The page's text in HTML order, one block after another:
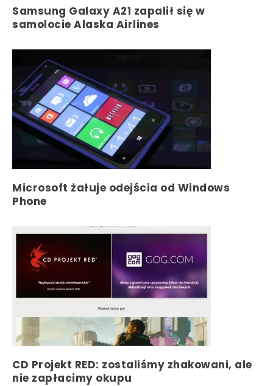
Samsung Galaxy A21 zapalił się w
samolocie Alaska Airlines
Microsoft żałuje odejścia od Windows
Phone
CD Projekt RED: zostaliśmy zhakowani, ale
nie zapłacimy okupu